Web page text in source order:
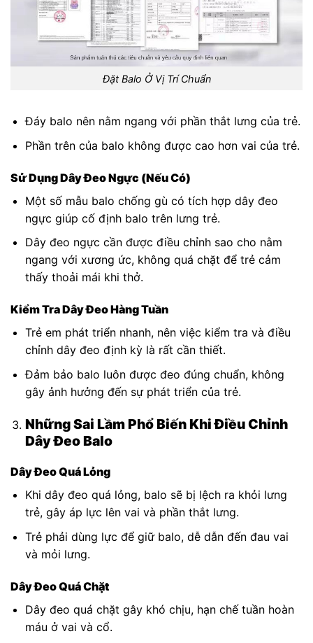
Đặt Balo Ở Vị Trí Chuẩn
Đáy balo nên nằm ngang với phần thắt lưng của trẻ.
Phần trên của balo không được cao hơn vai của trẻ.
Sử Dụng Dây Đeo Ngực (Nếu Có)
Một số mẫu balo chống gù có tích hợp dây đeo
ngực giúp cố định balo trên lưng trẻ.
Dây đeo ngực cần được điều chỉnh sao cho nằm
ngang với xương ức, không quá chặt để trẻ cảm
thấy thoải mái khi thở.
Kiểm Tra Dây Đeo Hàng Tuần
Trẻ em phát triển nhanh, nên việc kiểm tra và điều
chỉnh dây đeo định kỳ là rất cần thiết.
Đảm bảo balo luôn được đeo đúng chuẩn, không
gây ảnh hưởng đến sự phát triển của trẻ.
Những Sai Lầm Phổ Biến Khi Điều Chỉnh
Dây Đeo Balo
Dây Đeo Quá Lỏng
Khi dây đeo quá lỏng, balo sẽ bị lệch ra khỏi lưng
trẻ, gây áp lực lên vai và phần thắt lưng.
Trẻ phải dùng lực để giữ balo, dễ dẫn đến đau vai
và mỏi lưng.
Dây Đeo Quá Chặt
Dây đeo quá chặt gây khó chịu, hạn chế tuần hoàn
máu ở vai và cổ.